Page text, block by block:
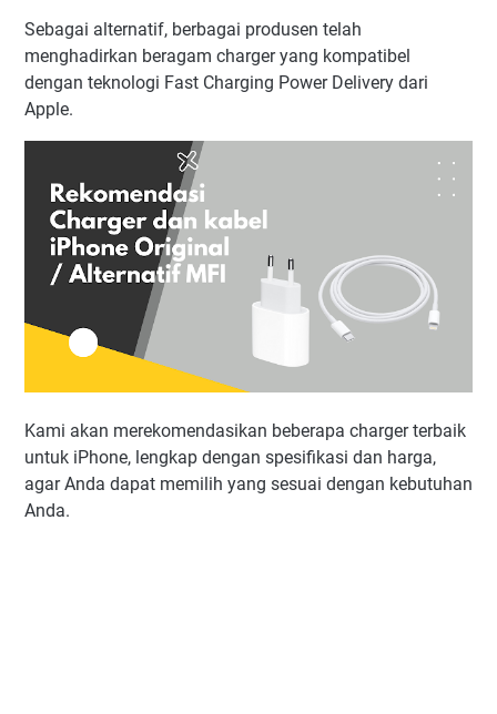
Sebagai alternatif, berbagai produsen telah
menghadirkan beragam charger yang kompatibel
dengan teknologi Fast Charging Power Delivery dari
Apple.
Kami akan merekomendasikan beberapa charger terbaik
untuk iPhone, lengkap dengan spesifikasi dan harga,
agar Anda dapat memilih yang sesuai dengan kebutuhan
Anda.